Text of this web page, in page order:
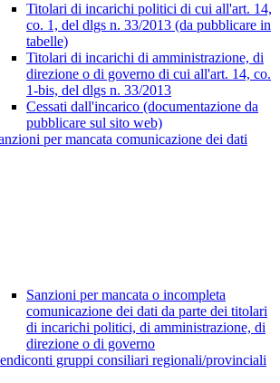
Titolari di incarichi politici di cui all'art. 14,
co. 1, del dlgs n. 33/2013 (da pubblicare in
tabelle)
Titolari di incarichi di amministrazione, di
direzione o di governo di cui all'art. 14, co.
1-bis, del dlgs n. 33/2013
Cessati dall'incarico (documentazione da
pubblicare sul sito web)
per mancata comunicazione dei dati
Sanzioni per mancata o incompleta
comunicazione dei dati da parte dei titolari
di incarichi politici, di amministrazione, di
direzione o di governo
gruppi consiliari regionali/provinciali